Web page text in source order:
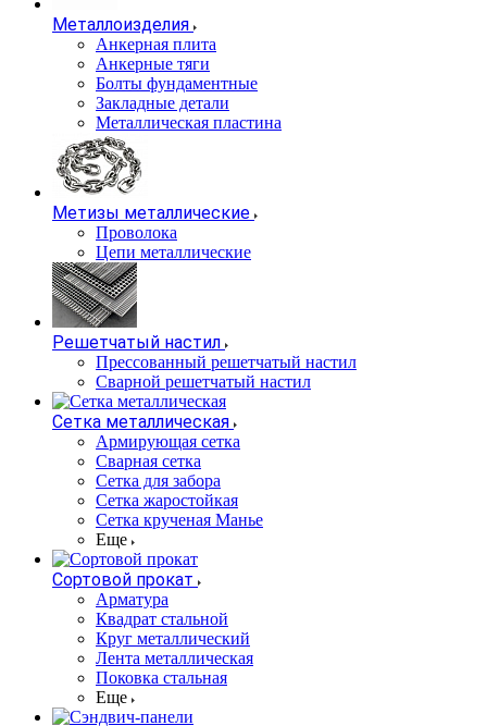
Металлоизделия
Анкерная плита
Анкерные тяги
Болты фундаментные
Закладные детали
Металлическая пластина
Метизы металлические
Проволока
Цепи металлические
Решетчатый настил
Прессованный решетчатый настил
Сварной решетчатый настил
Сетка металлическая
Армирующая сетка
Сварная сетка
Сетка для забора
Сетка жаростойкая
Сетка крученая Манье
Еще
Сортовой прокат
Арматура
Квадрат стальной
Круг металлический
Лента металлическая
Поковка стальная
Еще